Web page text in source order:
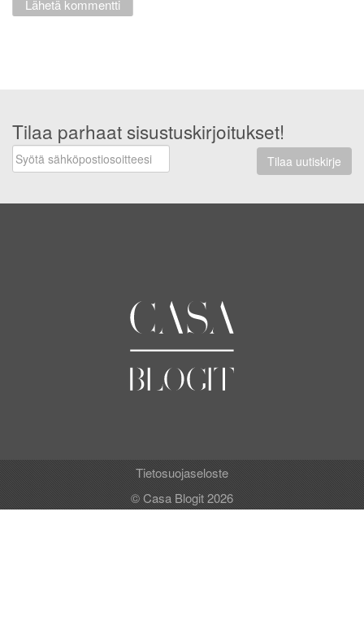
Tilaa parhaat sisustuskirjoitukset!
Tilaa uutiskirje
Tietosuojaseloste
© Casa Blogit 2026